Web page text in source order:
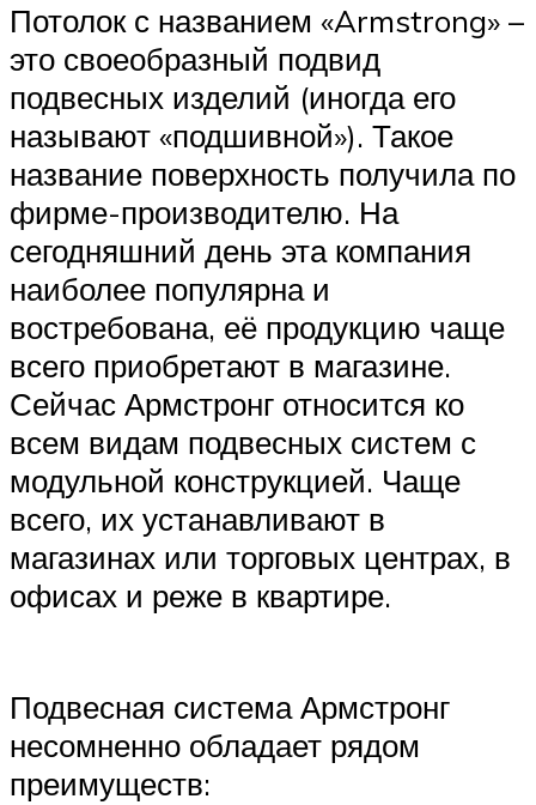
Потолок с названием «Armstrong» –
это своеобразный подвид
подвесных изделий (иногда его
называют «подшивной»). Такое
название поверхность получила по
фирме-производителю. На
сегодняшний день эта компания
наиболее популярна и
востребована, её продукцию чаще
всего приобретают в магазине.
Сейчас Армстронг относится ко
всем видам подвесных систем с
модульной конструкцией. Чаще
всего, их устанавливают в
магазинах или торговых центрах, в
офисах и реже в квартире.
Подвесная система Армстронг
несомненно обладает рядом
преимуществ: